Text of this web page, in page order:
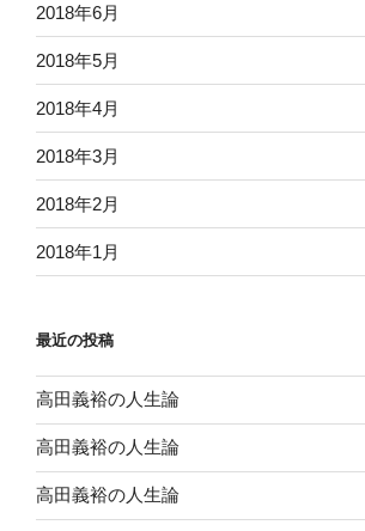
2018年6月
2018年5月
2018年4月
2018年3月
2018年2月
2018年1月
最近の投稿
高田義裕の人生論
高田義裕の人生論
高田義裕の人生論